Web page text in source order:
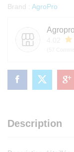
Brand : AgroPro
Description